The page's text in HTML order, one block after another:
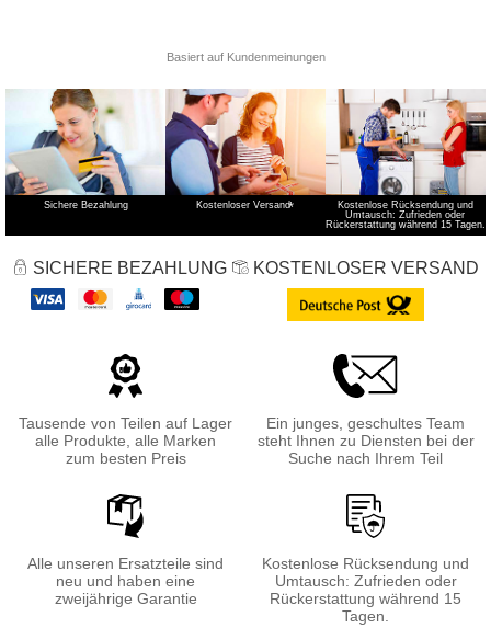
Sichere Bezahlung Kostenloser Versand*
Kostenlose Rücksendung und
Umtausch: Zufrieden oder
Rückerstattung während 15 Tagen.
SICHERE BEZAHLUNG KOSTENLOSER VERSAND
Tausende von Teilen auf Lager
alle Produkte, alle Marken
zum besten Preis
Ein junges, geschultes Team
steht Ihnen zu Diensten bei der
Suche nach Ihrem Teil
Alle unseren Ersatzteile sind
neu und haben eine
zweijährige Garantie
Kostenlose Rücksendung und
Umtausch: Zufrieden oder
Rückerstattung während 15
Tagen.